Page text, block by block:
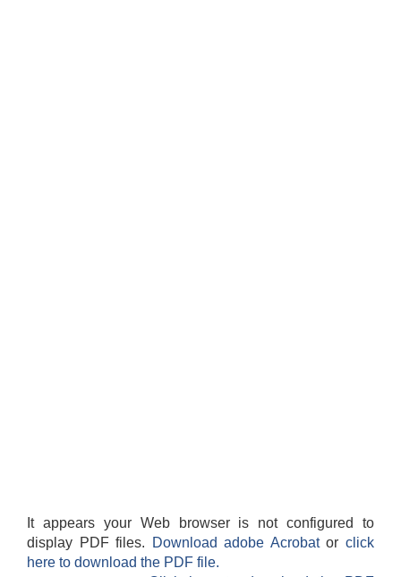
It appears your Web browser is not configured to
display PDF files.
Download adobe Acrobatorclick
here to download the PDF file.